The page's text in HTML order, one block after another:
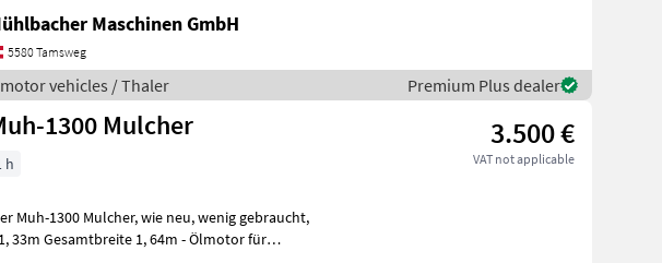
Maschinen GmbH
5580 Tamsweg
vehicles / Thaler Premium Plus dealer
1300 Mulcher 3.500 €
VAT not applicable
h
Mulcher, wie neu, wenig gebraucht,
Gesamtbreite 1, 64m - Ölmotor für